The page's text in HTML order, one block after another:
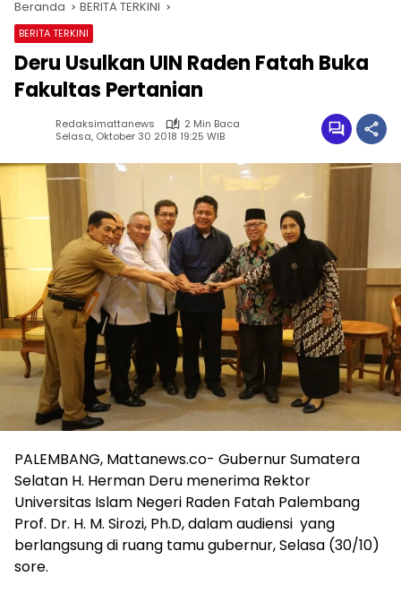
Beranda BERITA TERKINI
BERITA TERKINI
Deru Usulkan UIN Raden Fatah Buka
Fakultas Pertanian
Redaksimattanews
2 Min Baca
Selasa, Oktober 30 2018 19:25 WIB
PALEMBANG, Mattanews.co- Gubernur Sumatera
Selatan H. Herman Deru menerima Rektor
Universitas Islam Negeri Raden Fatah Palembang
Prof. Dr. H. M. Sirozi, Ph.D, dalam audiensi yang
berlangsung di ruang tamu gubernur, Selasa (30/10)
sore.